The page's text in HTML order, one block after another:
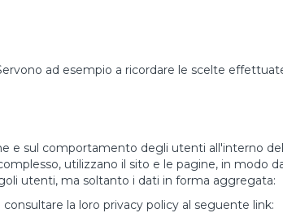
ad esempio a ricordare le scelte
e sul comportamento degli utenti all'interno
utilizzano il sito e le pagine, in modo
utenti, ma soltanto i dati in forma aggregata:
la loro privacy policy al seguente link: